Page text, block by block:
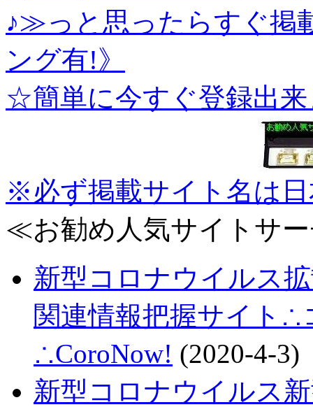
♪≫っと思ったらすぐ掲
ング有!》
☆簡単に今すぐ登録出
※必ず掲載サイト名は
≪お勧め人気サイトサ
新型コロナウイルス
関連情報把握サイト
∴CoroNow! (2020-4-3)
新型コロナウイルス